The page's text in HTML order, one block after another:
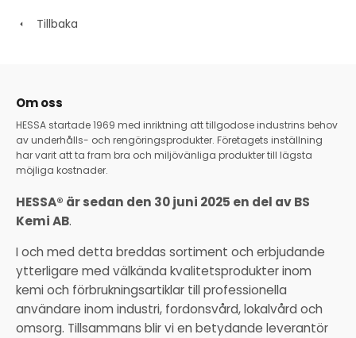
Tillbaka
Om oss
HESSA startade 1969 med inriktning att tillgodose industrins behov
av underhålls- och rengöringsprodukter. Företagets inställning
har varit att ta fram bra och miljövänliga produkter till lägsta
möjliga kostnader.
HESSA® är sedan den 30 juni 2025 en del av BS
Kemi AB.
I och med detta breddas sortiment och erbjudande
ytterligare med välkända kvalitetsprodukter inom
kemi och förbrukningsartiklar till professionella
användare inom industri, fordonsvård, lokalvård och
omsorg. Tillsammans blir vi en betydande leverantör